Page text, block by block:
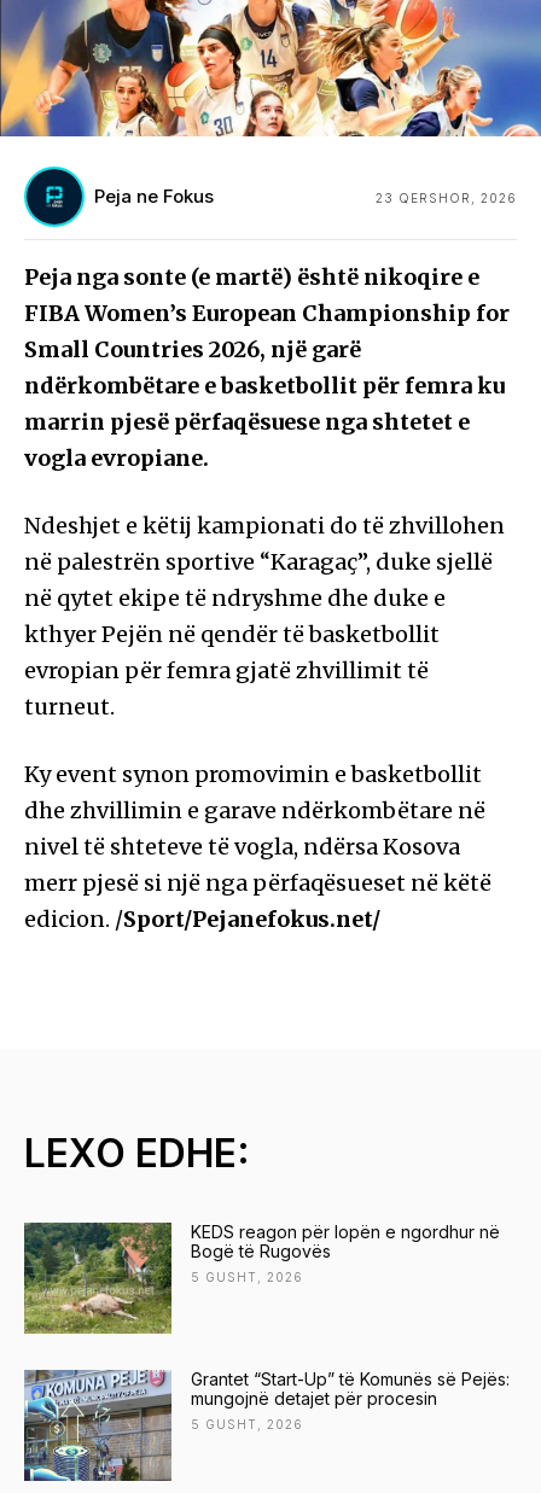
Peja ne Fokus 23 QERSHOR, 2026
Peja nga sonte (e martë) është nikoqire e
FIBA Women’s European Championship for
Small Countries 2026, një garë
ndërkombëtare e basketbollit për femra ku
marrin pjesë përfaqësuese nga shtetet e
vogla evropiane.
Ndeshjet e këtij kampionati do të zhvillohen
në palestrën sportive “Karagaç”, duke sjellë
në qytet ekipe të ndryshme dhe duke e
kthyer Pejën në qendër të basketbollit
evropian për femra gjatë zhvillimit të
turneut.
Ky event synon promovimin e basketbollit
dhe zhvillimin e garave ndërkombëtare në
nivel të shteteve të vogla, ndërsa Kosova
merr pjesë si një nga përfaqësueset në këtë
edicion. /Sport/Pejanefokus.net/
LEXO EDHE:
KEDS reagon për lopën e ngordhur në
Bogë të Rugovës
5 GUSHT, 2026
Grantet “Start-Up” të Komunës së Pejës:
mungojnë detajet për procesin
5 GUSHT, 2026